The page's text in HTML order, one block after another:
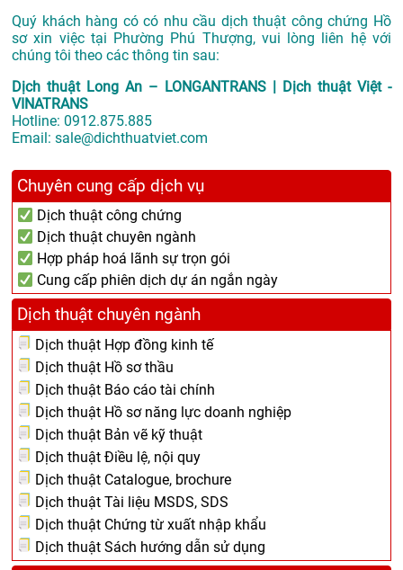
Quý khách hàng có có nhu cầu dịch thuật công chứng Hồ
sơ xin việc tại Phường Phú Thượng, vui lòng liên hệ với
chúng tôi theo các thông tin sau:
Dịch thuật Long An – LONGANTRANS | Dịch thuật Việt -
VINATRANS
Hotline: 0912.875.885
Email: sale@dichthuatviet.com
Chuyên cung cấp dịch vụ
Dịch thuật công chứng
Dịch thuật chuyên ngành
Hợp pháp hoá lãnh sự trọn gói
Cung cấp phiên dịch dự án ngắn ngày
Dịch thuật chuyên ngành
Dịch thuật Hợp đồng kinh tế
Dịch thuật Hồ sơ thầu
Dịch thuật Báo cáo tài chính
Dịch thuật Hồ sơ năng lực doanh nghiệp
Dịch thuật Bản vẽ kỹ thuật
Dịch thuật Điều lệ, nội quy
Dịch thuật Catalogue, brochure
Dịch thuật Tài liệu MSDS, SDS
Dịch thuật Chứng từ xuất nhập khẩu
Dịch thuật Sách hướng dẫn sử dụng